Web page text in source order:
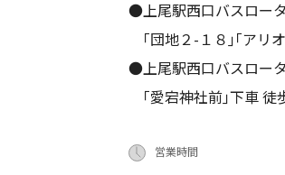
●上尾駅西口バスロー
｢団地２-１８｣｢アリ
●上尾駅西口バスロー
｢愛宕神社前｣下車 徒
営業時間